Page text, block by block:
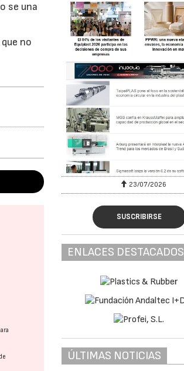
se una
no
23/07/2026
SUSCRIBIRSE
ENLACES DESTACADOS
ÚLTIMAS NOTICIAS